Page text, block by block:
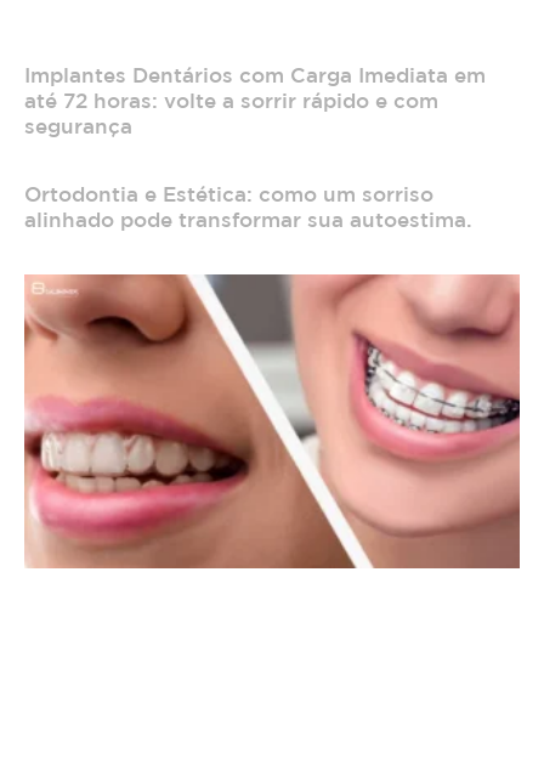
Implantes Dentários com Carga Imediata em
até 72 horas: volte a sorrir rápido e com
segurança
Ortodontia e Estética: como um sorriso
alinhado pode transformar sua autoestima.